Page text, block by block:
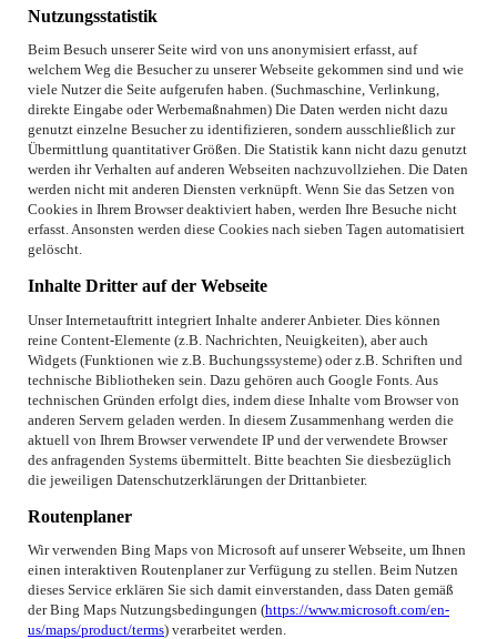
Nutzungsstatistik
Beim Besuch unserer Seite wird von uns anonymisiert erfasst, auf
welchem Weg die Besucher zu unserer Webseite gekommen sind und wie
viele Nutzer die Seite aufgerufen haben. (Suchmaschine, Verlinkung,
direkte Eingabe oder Werbemaßnahmen) Die Daten werden nicht dazu
genutzt einzelne Besucher zu identifizieren, sondern ausschließlich zur
Übermittlung quantitativer Größen. Die Statistik kann nicht dazu genutzt
werden ihr Verhalten auf anderen Webseiten nachzuvollziehen. Die Daten
werden nicht mit anderen Diensten verknüpft. Wenn Sie das Setzen von
Cookies in Ihrem Browser deaktiviert haben, werden Ihre Besuche nicht
erfasst. Ansonsten werden diese Cookies nach sieben Tagen automatisiert
gelöscht.
Inhalte Dritter auf der Webseite
Unser Internetauftritt integriert Inhalte anderer Anbieter. Dies können
reine Content-Elemente (z.B. Nachrichten, Neuigkeiten), aber auch
Widgets (Funktionen wie z.B. Buchungssysteme) oder z.B. Schriften und
technische Bibliotheken sein. Dazu gehören auch Google Fonts. Aus
technischen Gründen erfolgt dies, indem diese Inhalte vom Browser von
anderen Servern geladen werden. In diesem Zusammenhang werden die
aktuell von Ihrem Browser verwendete IP und der verwendete Browser
des anfragenden Systems übermittelt. Bitte beachten Sie diesbezüglich
die jeweiligen Datenschutzerklärungen der Drittanbieter.
Routenplaner
Wir verwenden Bing Maps von Microsoft auf unserer Webseite, um Ihnen
einen interaktiven Routenplaner zur Verfügung zu stellen. Beim Nutzen
dieses Service erklären Sie sich damit einverstanden, dass Daten gemäß
der Bing Maps Nutzungsbedingungen (https://www.microsoft.com/en-
us/maps/product/terms) verarbeitet werden.